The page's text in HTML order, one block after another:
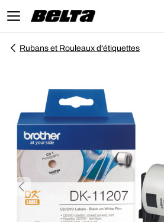
Rubans et Rouleaux d'étiquettes